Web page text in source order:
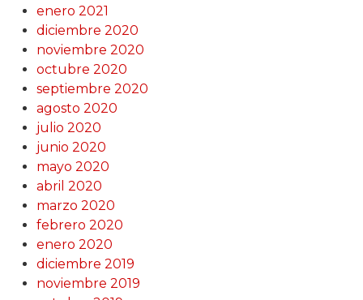
enero 2021
diciembre 2020
noviembre 2020
octubre 2020
septiembre 2020
agosto 2020
julio 2020
junio 2020
mayo 2020
abril 2020
marzo 2020
febrero 2020
enero 2020
diciembre 2019
noviembre 2019